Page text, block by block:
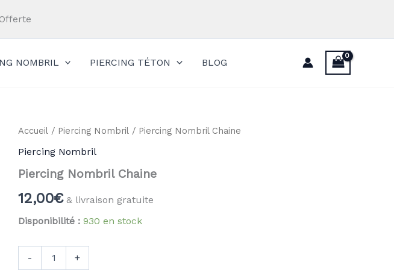
NOMBRIL PIERCING TÉTON BLOG
Accueil / Piercing Nombril / Piercing Nombril Chaine
Piercing Nombril
Piercing Nombril Chaine
12,00€ & livraison gratuite
Disponibilité : 930 en stock
-
quantité
Piercing
Chaine
+